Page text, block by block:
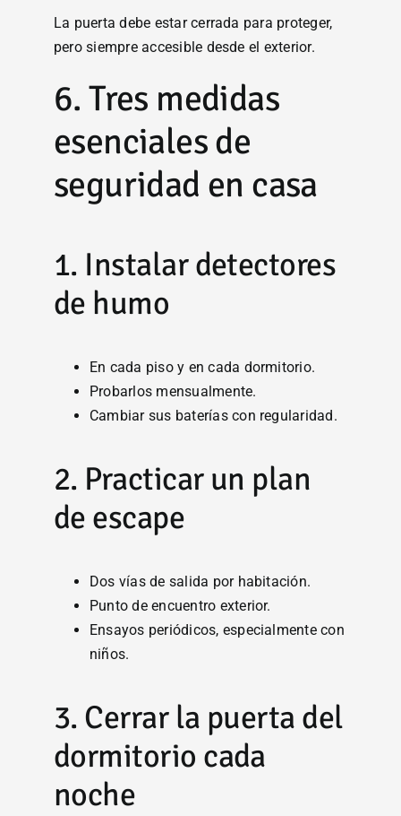
La puerta debe estar cerrada para proteger,
pero siempre accesible desde el exterior.
6. Tres medidas
esenciales de
seguridad en casa
1. Instalar detectores
de humo
En cada piso y en cada dormitorio.
Probarlos mensualmente.
Cambiar sus baterías con regularidad.
2. Practicar un plan
de escape
Dos vías de salida por habitación.
Punto de encuentro exterior.
Ensayos periódicos, especialmente con
niños.
3. Cerrar la puerta del
dormitorio cada
noche